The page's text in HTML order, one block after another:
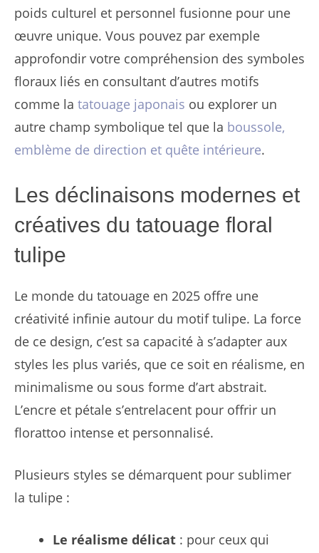
poids culturel et personnel fusionne pour une
œuvre unique. Vous pouvez par exemple
approfondir votre compréhension des symboles
floraux liés en consultant d’autres motifs
comme la tatouage japonais ou explorer un
autre champ symbolique tel que la boussole,
emblème de direction et quête intérieure.
Les déclinaisons modernes et
créatives du tatouage floral
tulipe
Le monde du tatouage en 2025 offre une
créativité infinie autour du motif tulipe. La force
de ce design, c’est sa capacité à s’adapter aux
styles les plus variés, que ce soit en réalisme, en
minimalisme ou sous forme d’art abstrait.
L’encre et pétale s’entrelacent pour offrir un
florattoo intense et personnalisé.
Plusieurs styles se démarquent pour sublimer
la tulipe :
Le réalisme délicat : pour ceux qui